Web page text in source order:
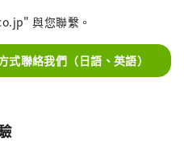
與您聯繫。
聯絡我們（日語、英語）